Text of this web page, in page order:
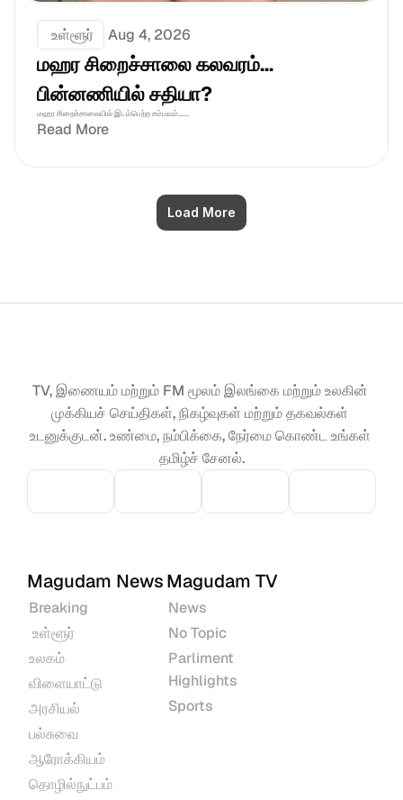
உள்ளூர் Aug 4, 2026
மஹர சிறைச்சாலை கலவரம்...
பின்னணியில் சதியா?
மஹர சிறைச்சாலையில் இடம்பெற்ற சம்பவம்......
Read More
Load More
TV, இணையம் மற்றும் FM மூலம் இலங்கை மற்றும் உலகின்
முக்கியச் செய்திகள், நிகழ்வுகள் மற்றும் தகவல்கள்
உடனுக்குடன். உண்மை, நம்பிக்கை, நேர்மை கொண்ட உங்கள்
தமிழ்ச் சேனல்.
Magudam News
Breaking
உள்ளூர்
உலகம்
விளையாட்டு
அரசியல்
பல்சுவை
ஆரோக்கியம்
தொழில்நுட்பம்
Magudam TV
News
No Topic
Parliment
Highlights
Sports